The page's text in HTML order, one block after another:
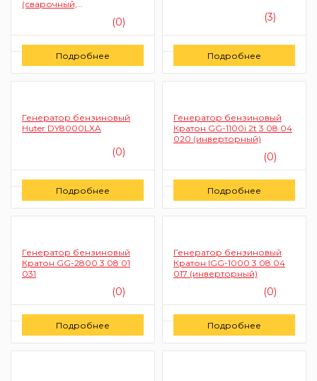
(сварочный,
(0)
Заказать
Подробнее
(3)
Заказать
Подробнее
Генератор бензиновый
Huter DY8000LXA
(0)
Заказать
Подробнее
Генератор бензиновый
Кратон GG-1100i 2t 3 08 04
020 (инверторный)
(0)
Заказать
Подробнее
Генератор бензиновый
Кратон GG-2800 3 08 01
031
(0)
Заказать
Подробнее
Генератор бензиновый
Кратон IGG-1000 3 08 04
017 (инверторный)
(0)
Заказать
Подробнее